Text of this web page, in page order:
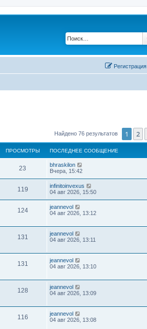
Регистрация
Найдено 76 результатов 1 2
ПРОСМОТРЫ ПОСЛЕДНЕЕ СООБЩЕНИЕ
23
bhraskilon
Вчера, 15:42
119
infinitoinvexus
04 авг 2026, 15:50
124
jeannevol
04 авг 2026, 13:12
131
jeannevol
04 авг 2026, 13:11
131
jeannevol
04 авг 2026, 13:10
128
jeannevol
04 авг 2026, 13:09
116
jeannevol
04 авг 2026, 13:08